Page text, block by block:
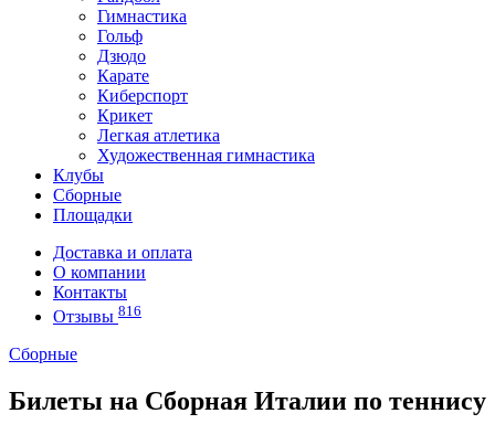
Гимнастика
Гольф
Дзюдо
Карате
Киберспорт
Крикет
Легкая атлетика
Художественная гимнастика
Клубы
Сборные
Площадки
Доставка и оплата
О компании
Контакты
Отзывы 816
Сборные
Билеты на Сборная Италии по теннису